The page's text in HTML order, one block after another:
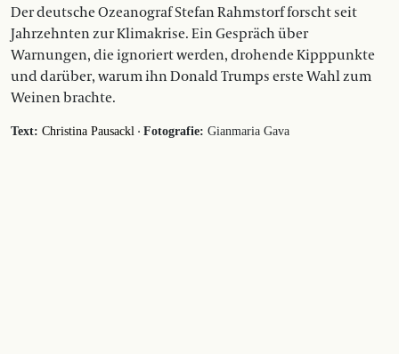
Der deutsche Ozeanograf Stefan Rahmstorf forscht seit
Jahrzehnten zur Klimakrise. Ein Gespräch über
Warnungen, die ignoriert werden, drohende Kipppunkte
und darüber, warum ihn Donald Trumps erste Wahl zum
Weinen brachte.
Text: Christina Pausackl · Fotografie: Gianmaria Gava